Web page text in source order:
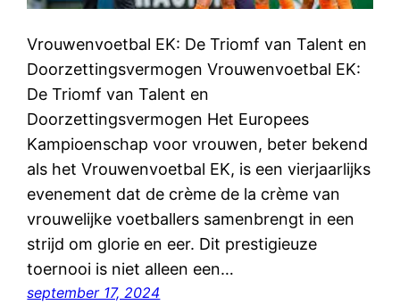
Vrouwenvoetbal EK: De Triomf van Talent en
Doorzettingsvermogen Vrouwenvoetbal EK:
De Triomf van Talent en
Doorzettingsvermogen Het Europees
Kampioenschap voor vrouwen, beter bekend
als het Vrouwenvoetbal EK, is een vierjaarlijks
evenement dat de crème de la crème van
vrouwelijke voetballers samenbrengt in een
strijd om glorie en eer. Dit prestigieuze
toernooi is niet alleen een…
september 17, 2024